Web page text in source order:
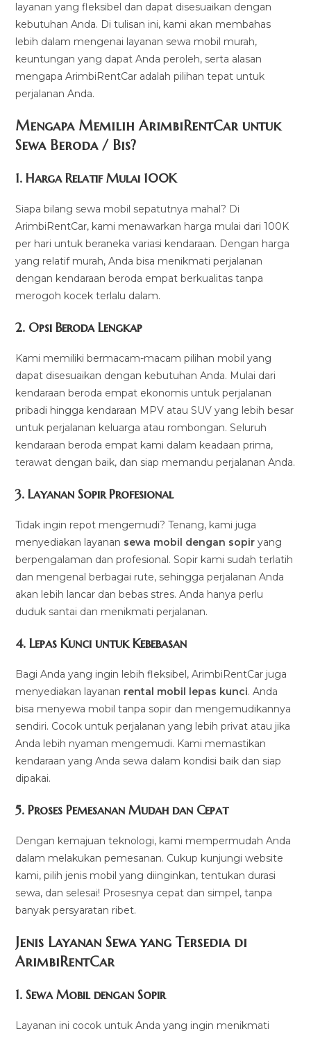
layanan yang fleksibel dan dapat disesuaikan dengan
kebutuhan Anda. Di tulisan ini, kami akan membahas
lebih dalam mengenai layanan sewa mobil murah,
keuntungan yang dapat Anda peroleh, serta alasan
mengapa ArimbiRentCar adalah pilihan tepat untuk
perjalanan Anda.
Mengapa Memilih ArimbiRentCar untuk
Sewa Beroda / Bis?
1.Harga Relatif Mulai 100K
Siapa bilang sewa mobil sepatutnya mahal? Di
ArimbiRentCar, kami menawarkan harga mulai dari 100K
per hari untuk beraneka variasi kendaraan. Dengan harga
yang relatif murah, Anda bisa menikmati perjalanan
dengan kendaraan beroda empat berkualitas tanpa
merogoh kocek terlalu dalam.
2. Opsi Beroda Lengkap
Kami memiliki bermacam-macam pilihan mobil yang
dapat disesuaikan dengan kebutuhan Anda. Mulai dari
kendaraan beroda empat ekonomis untuk perjalanan
pribadi hingga kendaraan MPV atau SUV yang lebih besar
untuk perjalanan keluarga atau rombongan. Seluruh
kendaraan beroda empat kami dalam keadaan prima,
terawat dengan baik, dan siap memandu perjalanan Anda.
3.Layanan Sopir Profesional
Tidak ingin repot mengemudi? Tenang, kami juga
menyediakan layanan sewa mobil dengan sopir yang
berpengalaman dan profesional. Sopir kami sudah terlatih
dan mengenal berbagai rute, sehingga perjalanan Anda
akan lebih lancar dan bebas stres. Anda hanya perlu
duduk santai dan menikmati perjalanan.
4.Lepas Kunci untuk Kebebasan
Bagi Anda yang ingin lebih fleksibel, ArimbiRentCar juga
menyediakan layanan rental mobil lepas kunci. Anda
bisa menyewa mobil tanpa sopir dan mengemudikannya
sendiri. Cocok untuk perjalanan yang lebih privat atau jika
Anda lebih nyaman mengemudi. Kami memastikan
kendaraan yang Anda sewa dalam kondisi baik dan siap
dipakai.
5.Proses Pemesanan Mudah dan Cepat
Dengan kemajuan teknologi, kami mempermudah Anda
dalam melakukan pemesanan. Cukup kunjungi website
kami, pilih jenis mobil yang diinginkan, tentukan durasi
sewa, dan selesai! Prosesnya cepat dan simpel, tanpa
banyak persyaratan ribet.
Jenis Layanan Sewa yang Tersedia di
ArimbiRentCar
1.Sewa Mobil dengan Sopir
Layanan ini cocok untuk Anda yang ingin menikmati